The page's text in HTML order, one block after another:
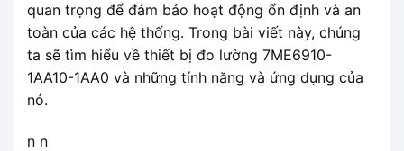
quan trọng để đảm bảo hoạt động ổn định và an
toàn của các hệ thống. Trong bài viết này, chúng
ta sẽ tìm hiểu về thiết bị đo lường 7ME6910-
1AA10-1AA0 và những tính năng và ứng dụng của
nó.
n n